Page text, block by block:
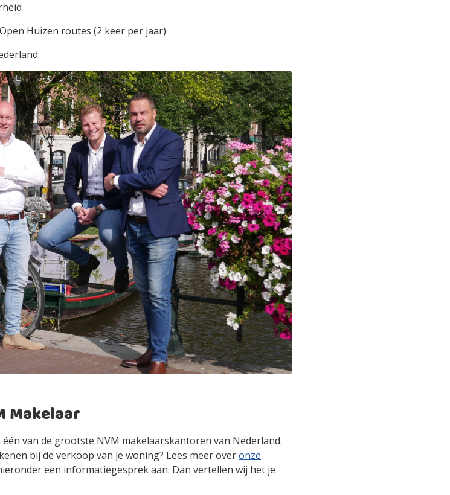
Huizen routes (2 keer per jaar)
Makelaar
van de grootste NVM makelaarskantoren van Nederland.
bij de verkoop van je woning? Lees meer overonze
een informatiegesprek aan. Dan vertellen wij het je